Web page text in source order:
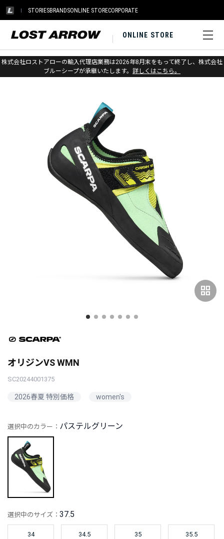
STORIESBRANDSONLINE STORECORPORATE
ONLINE STORE
株式会社ロストアローの輸入代理店業務は2026年8月末をもって終了し、株式会社
ブルーシープが承継いたします。 詳しくはこちら。
ホーム > スカルパ > クライミング
grid_view
オリジンVS WMN
SC20244001375
2026春夏 特別価格 women's
選択中のカラー： パステルグリーン
選択中のサイズ： 37.5
34 34.5 35 35.5